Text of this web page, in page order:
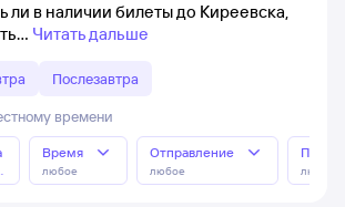
ли в наличии билеты до Киреевска,
Читать дальше
Послезавтра
времени
Время
любое
Отправление
любое любое